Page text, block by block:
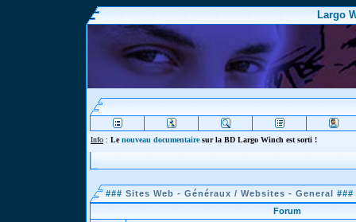
Largo
Info : Lenouveau documentairesur la BD Largo Winch est sorti !
### Sites Web - Généraux / Websites - General ###
Forum